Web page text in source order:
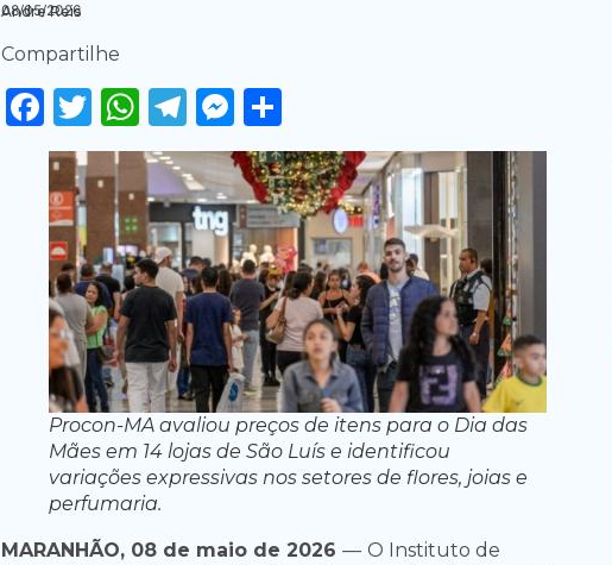
Andre Reis
08/05/2026
Compartilhe
Facebook
Twitter
WhatsApp
Telegram
Messenger
Procon-MA avaliou preços de itens para o Dia das
Mães em 14 lojas de São Luís e identificou
variações expressivas nos setores de flores, joias e
perfumaria.
MARANHÃO, 08 de maio de 2026 — O Instituto de